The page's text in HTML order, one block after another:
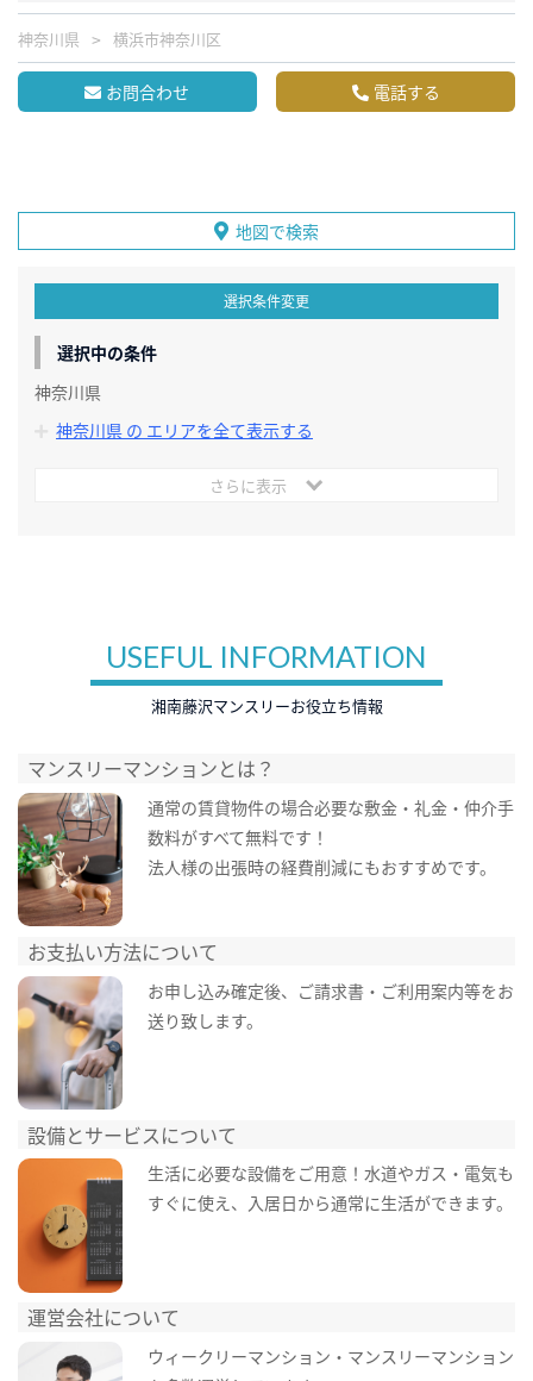
神奈川県 横浜市神奈川区
お問合わせ 電話する
地図で検索
選択条件変更
選択中の条件
神奈川県
神奈川県 の エリアを全て表示する
さらに表示
USEFUL INFORMATION
湘南藤沢マンスリーお役立ち情報
マンスリーマンションとは？
通常の賃貸物件の場合必要な敷金・礼金・仲介手
数料がすべて無料です！
法人様の出張時の経費削減にもおすすめです。
お支払い方法について
お申し込み確定後、ご請求書・ご利用案内等をお
送り致します。
設備とサービスについて
生活に必要な設備をご用意！水道やガス・電気も
すぐに使え、入居日から通常に生活ができます。
運営会社について
ウィークリーマンション・マンスリーマンション